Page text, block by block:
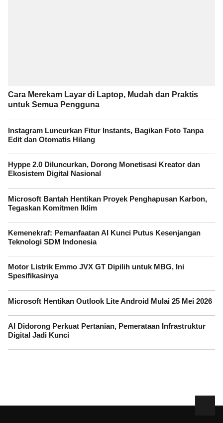
Cara Merekam Layar di Laptop, Mudah dan Praktis
untuk Semua Pengguna
Instagram Luncurkan Fitur Instants, Bagikan Foto Tanpa
Edit dan Otomatis Hilang
Hyppe 2.0 Diluncurkan, Dorong Monetisasi Kreator dan
Ekosistem Digital Nasional
Microsoft Bantah Hentikan Proyek Penghapusan Karbon,
Tegaskan Komitmen Iklim
Kemenekraf: Pemanfaatan AI Kunci Putus Kesenjangan
Teknologi SDM Indonesia
Motor Listrik Emmo JVX GT Dipilih untuk MBG, Ini
Spesifikasinya
Microsoft Hentikan Outlook Lite Android Mulai 25 Mei 2026
AI Didorong Perkuat Pertanian, Pemerataan Infrastruktur
Digital Jadi Kunci